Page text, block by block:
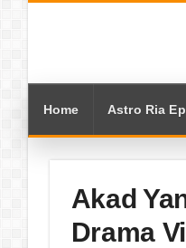
Home Astro Ria
Akad
Drama